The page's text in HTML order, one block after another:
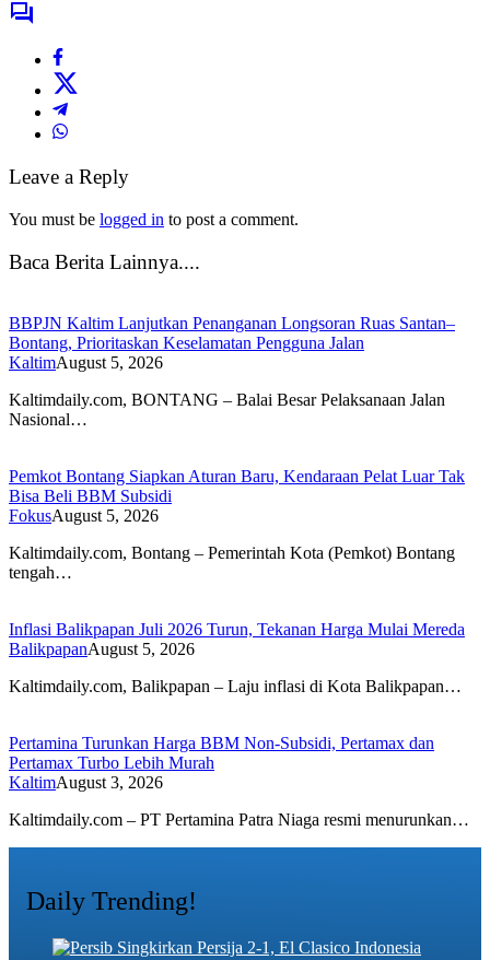
Leave a Reply
You must be logged in to post a comment.
Baca Berita Lainnya....
BBPJN Kaltim Lanjutkan Penanganan Longsoran Ruas Santan–
Bontang, Prioritaskan Keselamatan Pengguna Jalan
KaltimAugust 5, 2026
Kaltimdaily.com, BONTANG – Balai Besar Pelaksanaan Jalan
Nasional…
Pemkot Bontang Siapkan Aturan Baru, Kendaraan Pelat Luar Tak
Bisa Beli BBM Subsidi
FokusAugust 5, 2026
Kaltimdaily.com, Bontang – Pemerintah Kota (Pemkot) Bontang
tengah…
Inflasi Balikpapan Juli 2026 Turun, Tekanan Harga Mulai Mereda
BalikpapanAugust 5, 2026
Kaltimdaily.com, Balikpapan – Laju inflasi di Kota Balikpapan…
Pertamina Turunkan Harga BBM Non-Subsidi, Pertamax dan
Pertamax Turbo Lebih Murah
KaltimAugust 3, 2026
Kaltimdaily.com – PT Pertamina Patra Niaga resmi menurunkan…
Daily Trending!